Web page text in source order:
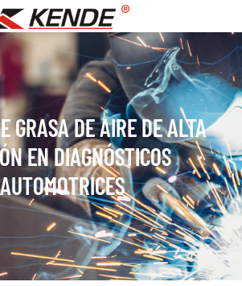
GRASA DE AIRE DE ALTA
EN DIAGNÓSTICOS
AUTOMOTRICES